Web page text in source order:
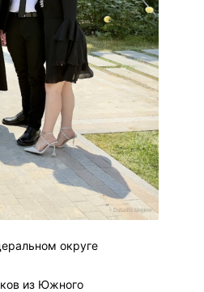
округе⠀
из Южного